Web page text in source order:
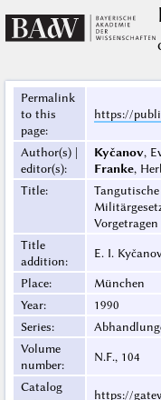
Permalink
to this
page:
https://
Author(s) |
editor(s):
Kyčanov,
Franke,
Title:
Title
addition:
E. I.
Place:
München
Year:
1990
Series:
Volume
number:
N.F., 104
Catalog
https://